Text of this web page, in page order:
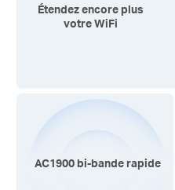
Étendez encore plus
votreWiFi
AC1900 bi-bande rapide